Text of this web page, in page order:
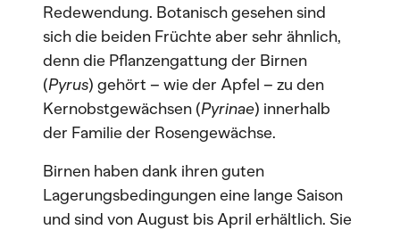
Redewendung. Botanisch gesehen sind
sich die beiden Früchte aber sehr ähnlich,
denn die Pflanzengattung der Birnen
(Pyrus) gehört – wie der Apfel – zu den
Kernobstgewächsen (Pyrinae) innerhalb
der Familie der Rosengewächse.
Birnen haben dank ihren guten
Lagerungsbedingungen eine lange Saison
und sind von August bis April erhältlich. Sie